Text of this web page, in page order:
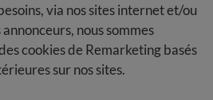
via nos sites internet et/ou
nous sommes
cookies de Remarketing basés
sur nos sites.